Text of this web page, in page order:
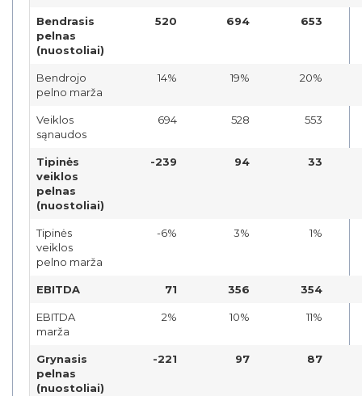
Bendrasis
pelnas
(nuostoliai)
520 694 653
Bendrojo
pelno marža
14% 19% 20%
Veiklos
sąnaudos
694 528 553
Tipinės
veiklos
pelnas
(nuostoliai)
-239 94 33
Tipinės
veiklos
pelno marža
-6% 3% 1%
EBITDA 71 356 354
EBITDA
marža
2% 10% 11%
Grynasis
pelnas
(nuostoliai)
-221 97 87